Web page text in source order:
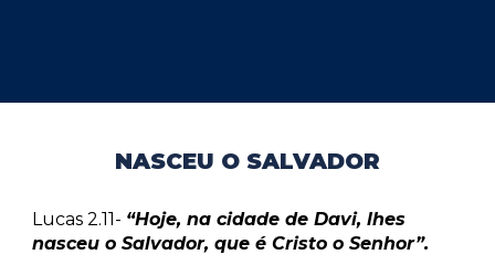
NASCEU O SALVADOR
Lucas 2.11- “Hoje, na cidade de Davi, lhes
nasceu o Salvador, que é Cristo o Senhor”.